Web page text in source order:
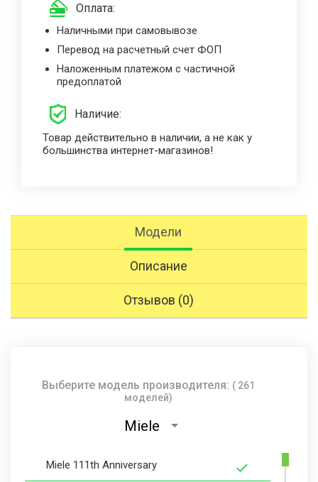
Оплата:
Наличными при самовывозе
Перевод на расчетный счет ФОП
Наложенным платежом с частичной
предоплатой
Наличие:
Товар действительно в наличии, а не как у
большинства интернет-магазинов!
Модели
Описание
Отзывов (0)
Выберите модель производителя: ( 261
моделей)
Miele
Miele 111th Anniversary